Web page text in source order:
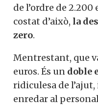
de l’ordre de
costat d’això, la
zero.
Mentrestant, que
euros. És un doble
ridiculesa de
enredar al